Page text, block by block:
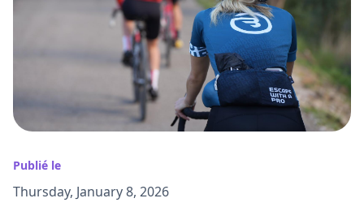
Publié le
Thursday, January 8, 2026